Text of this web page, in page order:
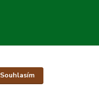
Souhlasím